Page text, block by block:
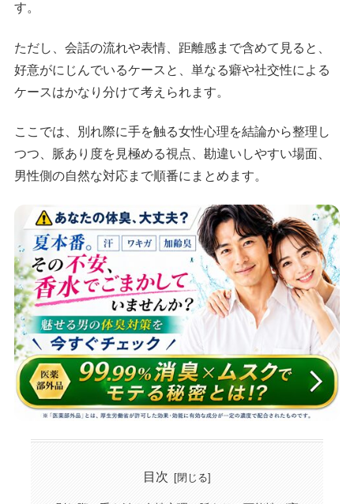
す。
ただし、会話の流れや表情、距離感まで含めて見ると、
好意がにじんでいるケースと、単なる癖や社交性による
ケースはかなり分けて考えられます。
ここでは、別れ際に手を触る女性心理を結論から整理し
つつ、脈あり度を見極める視点、勘違いしやすい場面、
男性側の自然な対応まで順番にまとめます。
目次